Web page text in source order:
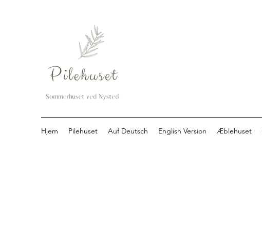
Hjem Pilehuset Auf Deutsch English Version Æblehuset